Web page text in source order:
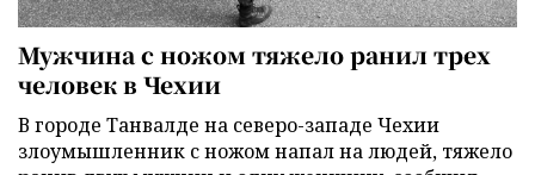
Мужчина с ножом тяжело ранил трех
человек в Чехии
В городе Танвалде на северо-западе Чехии
злоумышленник с ножом напал на людей, тяжело